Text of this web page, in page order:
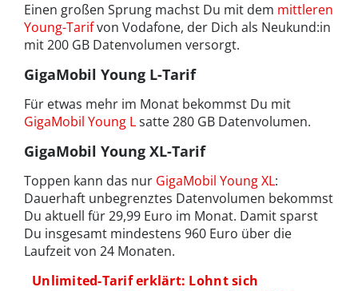
Einen großen Sprung machst Du mit dem mittleren
Young-Tarifvon Vodafone, der Dich als Neukund:in
mit 200 GB Datenvolumen versorgt.
GigaMobil Young L-Tarif
Für etwas mehr im Monat bekommst Du mit
GigaMobil Young Lsatte 280 GB Datenvolumen.
GigaMobil Young XL-Tarif
Toppen kann das nur GigaMobil Young XL:
Dauerhaft unbegrenztes Datenvolumen bekommst
Du aktuell für 29,99 Euro im Monat. Damit sparst
Du insgesamt mindestens 960 Euro über die
Laufzeit von 24 Monaten.
Unlimited-Tarif erklärt: Lohnt sich